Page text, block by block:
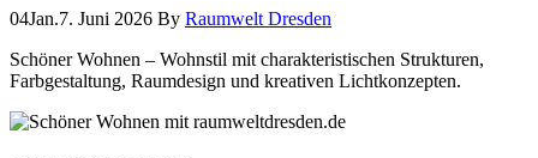
04Jan.7. Juni 2026 By Raumwelt Dresden
Schöner Wohnen – Wohnstil mit charakteristischen Strukturen,
Farbgestaltung, Raumdesign und kreativen Lichtkonzepten.